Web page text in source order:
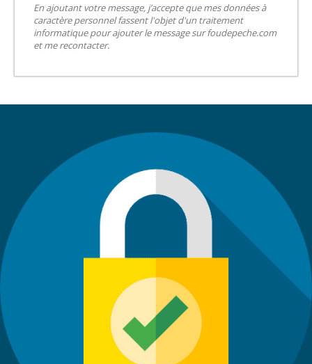
En ajoutant votre message, j’accepte que mes données à
caractère personnel fassent l'objet d'un traitement
informatique pour ajouter le message sur foudepeche.com
et me recontacter.